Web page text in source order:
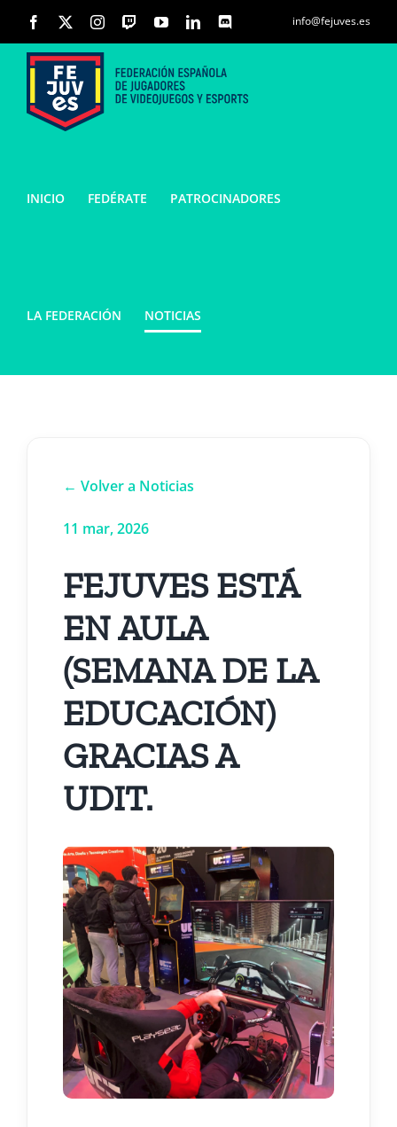
Facebook Instagram
TwitchYouTubeLinkedInDiscord info@fejuves.es
INICIO FEDÉRATE PATROCINADORES
LA FEDERACIÓN NOTICIAS
← Volver a Noticias
11 mar, 2026
FEJUVES ESTÁ
EN AULA
(SEMANA DE LA
EDUCACIÓN)
GRACIAS A
UDIT.